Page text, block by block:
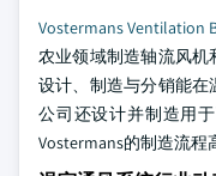
Vostermans Ventilation
农业领域制造轴流风
设计、制造与分销能
公司还设计并制造用
Vostermans的制造流程